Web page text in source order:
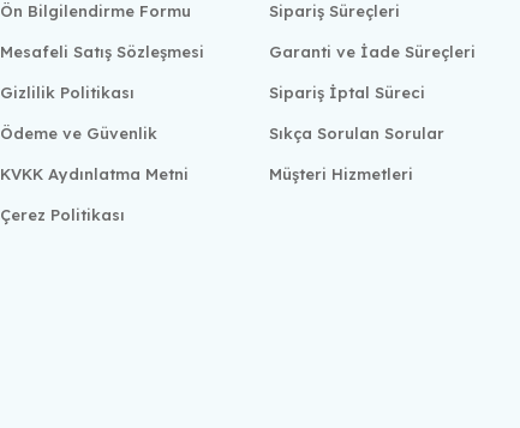
Ön Bilgilendirme Formu
Mesafeli Satış Sözleşmesi
Gizlilik Politikası
Ödeme ve Güvenlik
KVKK Aydınlatma Metni
Çerez Politikası
Sipariş Süreçleri
Garanti ve İade Süreçleri
Sipariş İptal Süreci
Sıkça Sorulan Sorular
Müşteri Hizmetleri